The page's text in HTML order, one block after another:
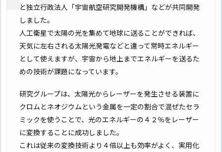
と独立行政法人「宇宙航空研究開発機構」などが共同開発
しました。
人工衛星で太陽の光を集めて地球に送ることができれば、
天気に左右される太陽光発電などと違って常時エネルギー
として使えますが、宇宙から地上までエネルギーを送るた
めの技術が課題になっています。
研究グループは、太陽光からレーザーを発生させる装置に
クロムとネオジウムという金属を一定の割合で混ぜたセラ
ミックを使うことで、光のエネルギーの４２％をレーザー
に変換することに成功しました。
これは従来の変換技術より４倍以上も効率がよく、実用化